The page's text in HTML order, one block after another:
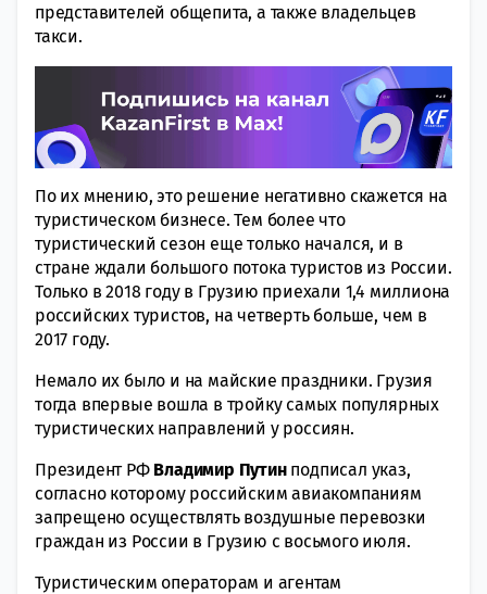
представителей общепита, а также владельцев
такси.
По их мнению, это решение негативно скажется на
туристическом бизнесе. Тем более что
туристический сезон еще только начался, и в
стране ждали большого потока туристов из России.
Только в 2018 году в Грузию приехали 1,4 миллиона
российских туристов, на четверть больше, чем в
2017 году.
Немало их было и на майские праздники. Грузия
тогда впервые вошла в тройку самых популярных
туристических направлений у россиян.
Президент РФ Владимир Путинподписал указ,
согласно которому российским авиакомпаниям
запрещено осуществлять воздушные перевозки
граждан из России в Грузию с восьмого июля.
Туристическим операторам и агентам